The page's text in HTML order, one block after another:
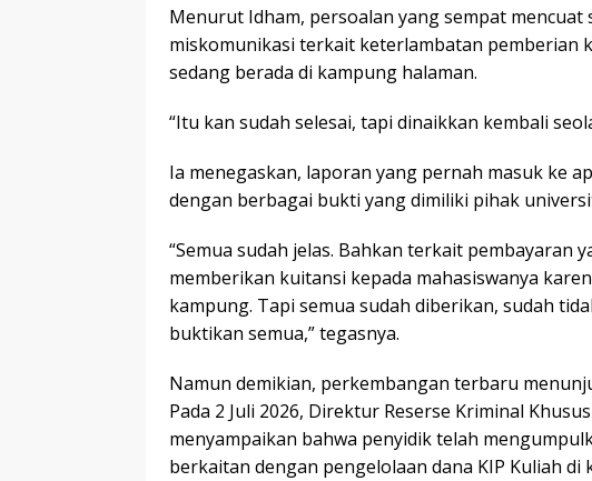
Menurut Idham, persoalan yang sempat
miskomunikasi terkait keterlambatan pemberian
sedang berada di kampung halaman.
“Itu kan sudah selesai, tapi dinaikkan kembali
Ia menegaskan, laporan yang pernah masuk ke
dengan berbagai bukti yang dimiliki pihak
“Semua sudah jelas. Bahkan terkait pembayaran
memberikan kuitansi kepada mahasiswanya
kampung. Tapi semua sudah diberikan, sudah
buktikan semua,” tegasnya.
Namun demikian, perkembangan terbaru
Pada 2 Juli 2026, Direktur Reserse Kriminal
menyampaikan bahwa penyidik telah
berkaitan dengan pengelolaan dana KIP Kuliah di